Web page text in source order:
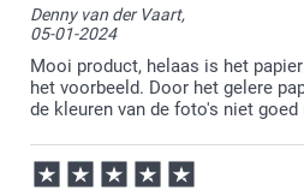
Denny van der Vaart,
05-01-2024
Mooi product, helaas is het
het voorbeeld. Door het gelere
de kleuren van de foto's niet goed